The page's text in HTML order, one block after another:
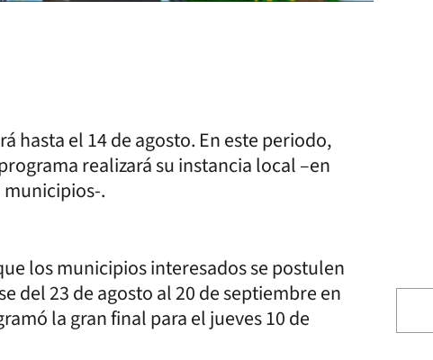
hasta el 14 de agosto. En este periodo,
realizará su instancia local –en
.
los municipios interesados se postulen
del 23 de agosto al 20 de septiembre en
la gran final para el jueves 10 de